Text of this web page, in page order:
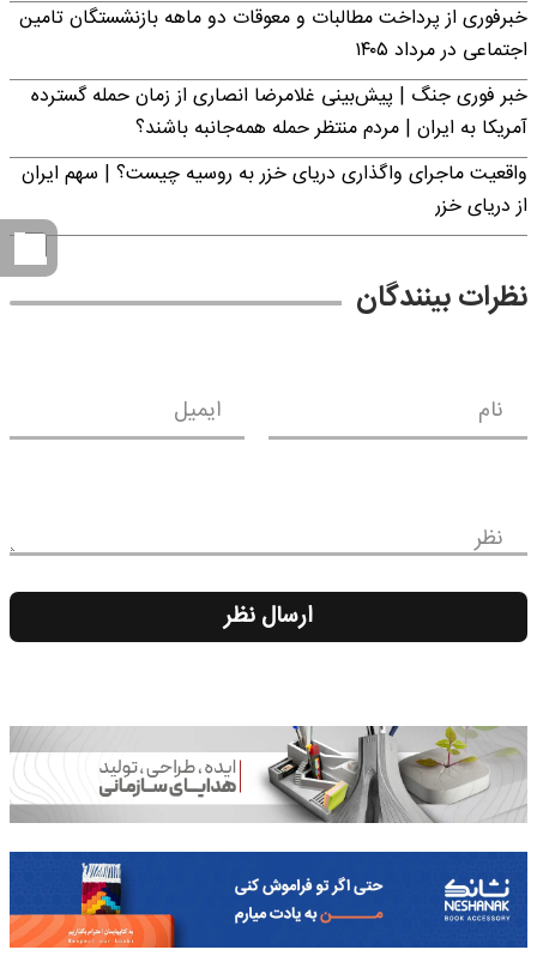
خبرفوری از پرداخت مطالبات و معوقات دو ماهه بازنشستگان تامین
اجتماعی در مرداد ۱۴۰۵
خبر فوری جنگ | پیش‌بینی غلامرضا انصاری از زمان حمله گسترده
آمریکا به ایران | مردم منتظر حمله همه‌جانبه باشند؟
واقعیت ماجرای واگذاری دریای خزر به روسیه چیست؟ | سهم ایران
از دریای خزر
نظرات بینندگان
نام ایمیل
نظر
ارسال نظر